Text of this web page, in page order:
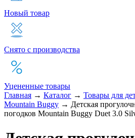
Новый товар
Снято с производства
Уцененные товары
Главная → Каталог → Товары для
Mountain Buggy → Детская
погодков Mountain Buggy Duet 3.0